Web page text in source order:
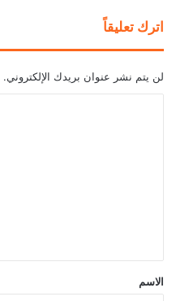
اترك تعليقاً
لن يتم نشر عنوان بريدك الإلكتروني.
*
الاسم